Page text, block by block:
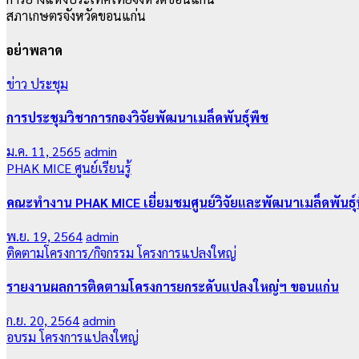
สภาเกษตรจังหวัดขอนแก่น
อย่าพลาด
ข่าว ประชุม
การประชุมวิชาการกองวิจัยพัฒนาเมล็ดพันธุ์พืช
ม.ค. 11, 2565 admin
PHAK MICEศูนย์เรียนรู้
คณะทำงาน PHAK MICE เยี่ยมชมศูนย์วิจัยและพัฒนาเมล็ดพัน
พ.ย. 19, 2564admin
ติดตามโครงการ/กิจกรรม โครงการแปลงใหญ่
รายงานผลการติดตามโครงการยกระดับแปลงใหญ่ฯ ขอนแก่น
ก.ย. 20, 2564admin
อบรม โครงการแปลงใหญ่